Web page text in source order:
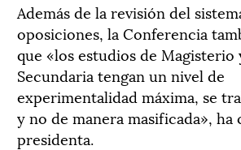
Además de la revisión del
oposiciones, la Conferencia
que «los estudios de Magisterio
Secundaria tengan un nivel de
experimentalidad máxima, se
y no de manera masificada», ha
presidenta.